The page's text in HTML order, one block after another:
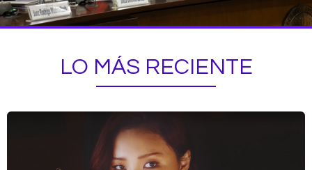
LO MÁS RECIENTE